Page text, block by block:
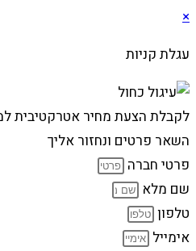
×
עגלת קניות
לקבלת הצעת מחיר אטרקטיבית
השאר פרטים ונחזור אליך
פרטי חברה
שם מלא
טלפון
אימייל